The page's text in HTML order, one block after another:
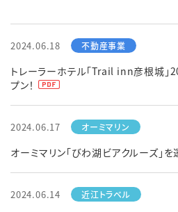
採用情報
お
2024.06.18
トレーラーホテル「Trail inn彦根城」
プン！
2024.06.17
オーミマリン「びわ湖ビアクルーズ」を
2024.06.14